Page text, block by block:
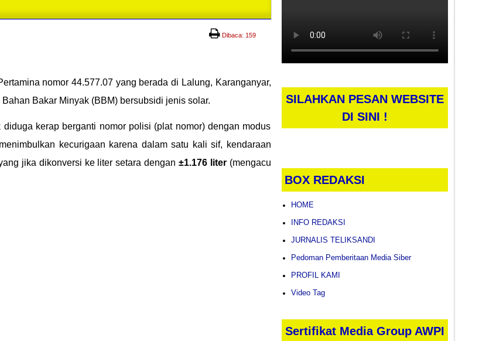
Dibaca: 159
nomor 44.577.07 yang berada di Lalung, Karanganyar,
Bakar Minyak (BBM) bersubsidi jenis solar.
kerap berganti nomor polisi (plat nomor) dengan modus
kecurigaan karena dalam satu kali sif, kendaraan
jika dikonversi ke liter setara dengan ±1.176 liter(mengacu
SILAHKAN PESAN WEBSITE
DI SINI !
BOX REDAKSI
HOME
INFO REDAKSI
JURNALIS TELIKSANDI
Pedoman Pemberitaan Media Siber
PROFIL KAMI
Video Tag
Sertifikat Media Group AWPI